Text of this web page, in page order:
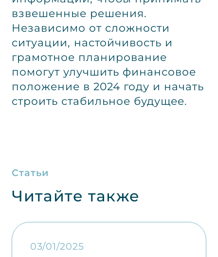
взвешенные решения.
Независимо от сложности
ситуации, настойчивость и
грамотное планирование
помогут улучшить финансовое
положение в 2024 году и начать
строить стабильное будущее.
Статьи
Читайте также
03/01/2025